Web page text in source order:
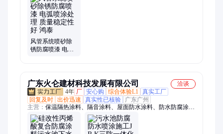
片、工地螺纹钢筋网片、建筑工地螺纹钢筋网片、工程焊接钢筋
网片、细丝钢筋桁架、小圆径钢筋桁架、澳标边坡防护网片、澳
标热轧钢筋网片、塑料支架、澳标网片塑料支撑托、澳标网片塑
料座架、澳标网片塑料固座、澳标网片塑料锁座、澳标网片塑料
搁座、澳标网片塑料底托、澳标网片塑料支承座、澳标网片塑料
加固座、澳标网片塑料定位架
风管系统喷砂除
锈防腐喷漆 电弧
广东火仑建材科技发展有限公司
洽谈
4年 厂 安心购 综合体验L1 真实工厂
回复及时 出价迅速 真实性已核验
广东广州
主营： 保温隔热涂料、隔音涂料、屋面防水涂料、防水防腐涂
料、污水池防腐涂料、室内防水涂料、陶瓷微珠保温隔热涂料、
气凝胶绝热保温涂料、反辐射隔热防水涂料